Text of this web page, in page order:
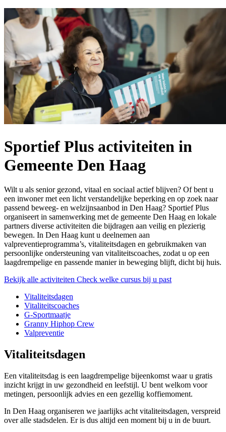
Sportief Plus activiteiten in
Gemeente Den Haag
Wilt u als senior gezond, vitaal en sociaal actief blijven? Of bent u
een inwoner met een licht verstandelijke beperking en op zoek naar
passend beweeg- en welzijnsaanbod in Den Haag? Sportief Plus
organiseert in samenwerking met de gemeente Den Haag en lokale
partners diverse activiteiten die bijdragen aan veilig en plezierig
bewegen. In Den Haag kunt u deelnemen aan
valpreventieprogramma’s, vitaliteitsdagen en gebruikmaken van
persoonlijke ondersteuning van vitaliteitscoaches, zodat u op een
laagdrempelige en passende manier in beweging blijft, dicht bij huis.
Bekijk alle activiteiten Check welke cursus bij u past
Vitaliteitsdagen
Vitaliteitscoaches
G-Sportmaatje
Granny Hiphop Crew
Valpreventie
Vitaliteitsdagen
Een vitaliteitsdag is een laagdrempelige bijeenkomst waar u gratis
inzicht krijgt in uw gezondheid en leefstijl. U bent welkom voor
metingen, persoonlijk advies en een gezellig koffiemoment.
In Den Haag organiseren we jaarlijks acht vitaliteitsdagen, verspreid
over alle stadsdelen. Er is dus altijd een moment bij u in de buurt.